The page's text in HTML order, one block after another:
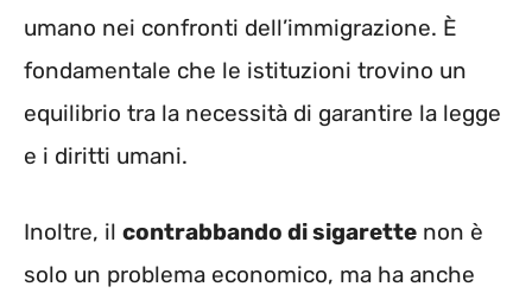
umano nei confronti dell’immigrazione. È
fondamentale che le istituzioni trovino un
equilibrio tra la necessità di garantire la legge
e i diritti umani.
Inoltre, il contrabbando di sigarette non è
solo un problema economico, ma ha anche